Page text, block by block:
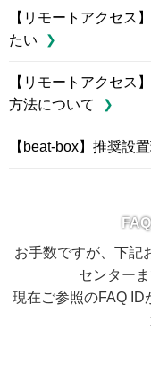
【リモートアクセス
たい
【リモートアクセス
方法について
【beat-box】推奨設
お手数ですが、下記
センター
現在ご参照のFAQ ID